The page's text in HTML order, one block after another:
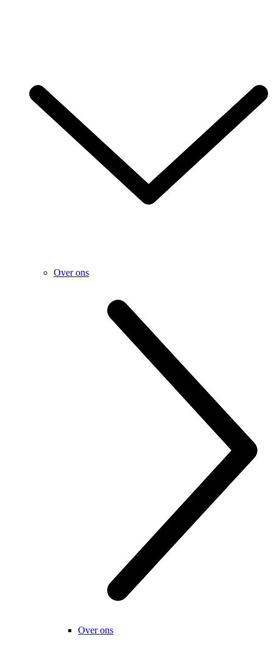
Over ons
Over ons